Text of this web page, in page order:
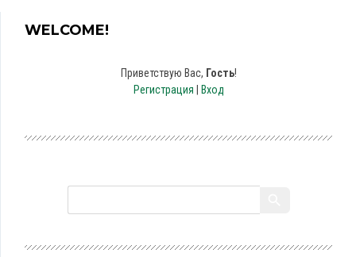
WELCOME!
Приветствую Вас, Гость!
Регистрация
Вход